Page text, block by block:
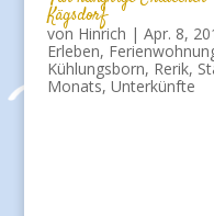
Kägsdorf
von Hinrich | Apr. 8,
Erleben,
Kühlungsborn, Rerik,
Monats, Unterkünfte